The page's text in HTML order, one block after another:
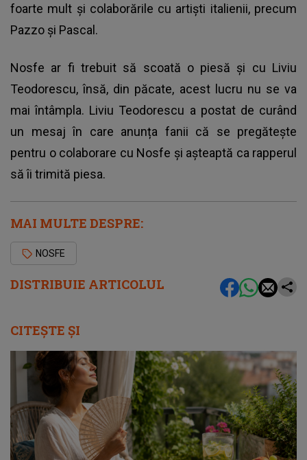
DISTRIBUIE ARTICOLUL
foarte mult și colaborările cu artiști italienii, precum
Pazzo și Pascal.
Nosfe ar fi trebuit să scoată o piesă și cu Liviu
Teodorescu, însă, din păcate, acest lucru nu se va
mai întâmpla. Liviu Teodorescu a postat de curând
un mesaj în care anunța fanii că se pregătește
pentru o colaborare cu Nosfe și așteaptă ca rapperul
să îi trimită piesa.
MAI MULTE DESPRE:
NOSFE
CITEȘTE ȘI